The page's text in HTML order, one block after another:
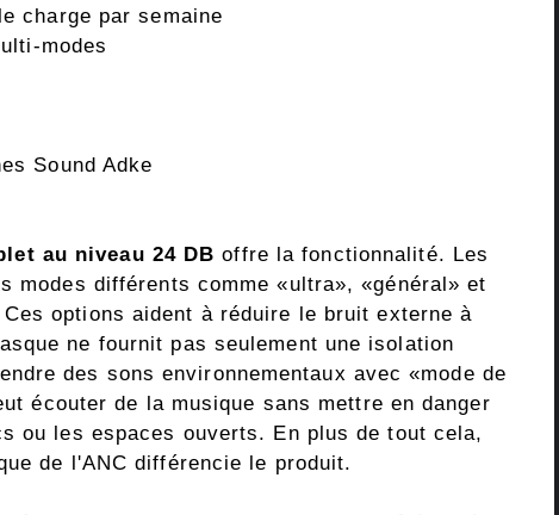
charge par semaine
modes
Sound Adke
au niveau 24 DB offre la fonctionnalité. Les
modes différents comme «ultra», «général» et
options aident à réduire le bruit externe à
ne fournit pas seulement une isolation
des sons environnementaux avec «mode de
écouter de la musique sans mettre en danger
ou les espaces ouverts. En plus de tout cela,
de l'ANC différencie le produit.